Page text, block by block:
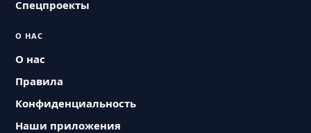
Спецпроекты
О НАС
О нас
Правила
Конфиденциальность
Наши приложения